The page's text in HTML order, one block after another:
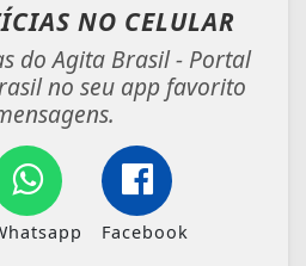
NO CELULAR
do Agita Brasil - Portal
no seu app favorito
Facebook